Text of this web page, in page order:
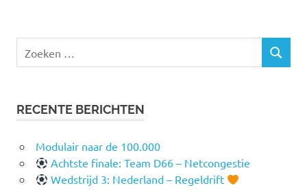
naar:
ZOEKEN
RECENTE BERICHTEN
Modulair naar de 100.000
Achtste finale: Team D66 – Netcongestie
Wedstrijd 3: Nederland – Regeldrift